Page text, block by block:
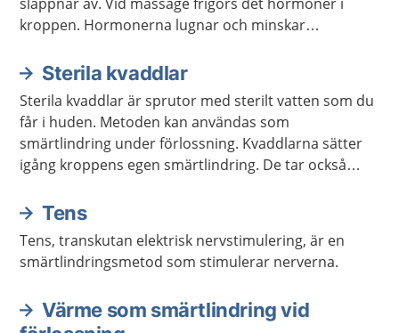
kroppen. Hormonerna lugnar och minskar
Sterila kvaddlar
Sterila kvaddlar är sprutor med sterilt vatten som du
får i huden. Metoden kan användas som
smärtlindring under förlossning. Kvaddlarna sätter
igång kroppens egen smärtlindring. De tar också
Tens
Tens, transkutan elektrisk nervstimulering, är en
smärtlindringsmetod som stimulerar nerverna.
Värme som smärtlindring vid